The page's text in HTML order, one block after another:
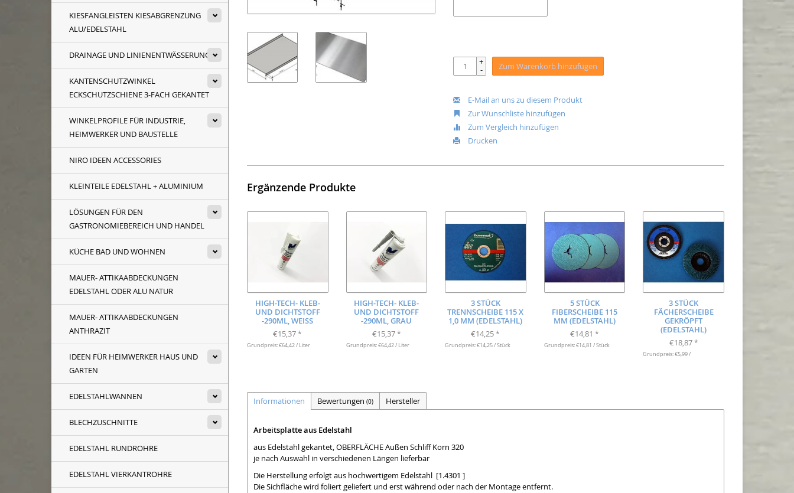
KIESFANGLEISTEN KIESABGRENZUNG
ALU/EDELSTAHL
DRAINAGE UND LINIENENTWÄSSERUNG
KANTENSCHUTZWINKEL
ECKSCHUTZSCHIENE 3-FACH GEKANTET
WINKELPROFILE FÜR INDUSTRIE,
HEIMWERKER UND BAUSTELLE
NIRO IDEEN ACCESSORIES
KLEINTEILE EDELSTAHL + ALUMINIUM
LÖSUNGEN FÜR DEN
GASTRONOMIEBEREICH UND HANDEL
KÜCHE BAD UND WOHNEN
MAUER- ATTIKAABDECKUNGEN
EDELSTAHL ODER ALU NATUR
MAUER- ATTIKAABDECKUNGEN
ANTHRAZIT
IDEEN FÜR HEIMWERKER HAUS UND
GARTEN
EDELSTAHLWANNEN
BLECHZUSCHNITTE
EDELSTAHL RUNDROHRE
EDELSTAHL VIERKANTROHRE
+
- Zum Warenkorb hinzufügen
E-Mail an uns zu diesem Produkt
Zur Wunschliste hinzufügen
Zum Vergleich hinzufügen
Drucken
Ergänzende Produkte
HIGH-TECH- KLEB-
UND DICHTSTOFF
-290ML, WEISS
€15,37*
Grundpreis: €64,42 / Liter
HIGH-TECH- KLEB-
UND DICHTSTOFF
-290ML, GRAU
€15,37 *
Grundpreis: €64,42 / Liter
3 STÜCK
TRENNSCHEIBE 115 X
1,0 MM (EDELSTAHL)
€14,25*
Grundpreis: €14,25 / Stück
5 STÜCK
FIBERSCHEIBE 115
MM (EDELSTAHL)
€14,81*
Grundpreis: €14,81 / Stück
3 STÜCK
FÄCHERSCHEIBE
GEKRÖPFT
(EDELSTAHL)
€18,87 *
Grundpreis: €5,99 /
Informationen Bewertungen (0) Hersteller
Arbeitsplatte aus Edelstahl
aus Edelstahl gekantet, OBERFLÄCHE Außen Schliff Korn 320
je nach Auswahl in verschiedenen Längen lieferbar
Die Herstellung erfolgt aus hochwertigem Edelstahl [1.4301 ]
Die Sichfläche wird foliert geliefert und erst während oder nach der Montage entfernt.